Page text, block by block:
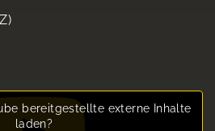
bereitgestellte externe Inhalte
laden?